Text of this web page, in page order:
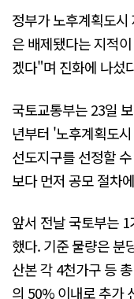
정부가 노후계획도
은 배제됐다는 지적
겠다"며 진화에 나섰
국토교통부는 23일
년부터 '노후계획도
선도지구를 선정할
보다 먼저 공모 절차
앞서 전날 국토부는
했다. 기준 물량은 분
산본 각 4천가구 등
의 50% 이내로 추가